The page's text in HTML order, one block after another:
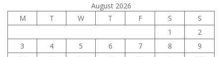
August 2026
M
T W T F S
S
1
2
3
4 5 6 7 8
9